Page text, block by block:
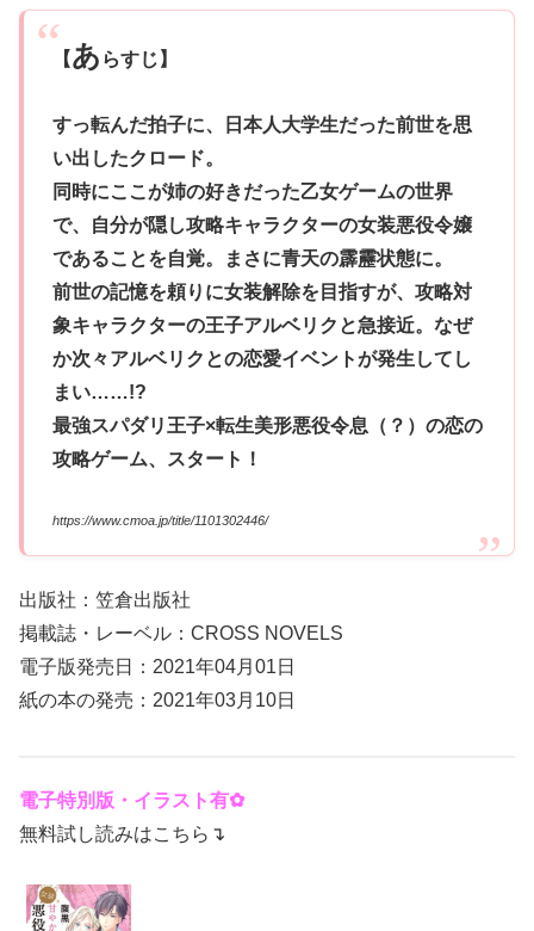
【あ らすじ】
すっ転んだ拍子に、日本人大学生だった前世を思
い出したクロード。
同時にここが姉の好きだった乙女ゲームの世界
で、自分が隠し攻略キャラクターの女装悪役令嬢
であることを自覚。まさに青天の霹靂状態に。
前世の記憶を頼りに女装解除を目指すが、攻略対
象キャラクターの王子アルベリクと急接近。なぜ
か次々アルベリクとの恋愛イベントが発生してし
まい……!?
最強スパダリ王子×転生美形悪役令息（？）の恋の
攻略ゲーム、スタート！
https://www.cmoa.jp/title/1101302446/
出版社：笠倉出版社
掲載誌・レーベル：CROSS NOVELS
電子版発売日：2021年04月01日
紙の本の発売：2021年03月10日
電子特別版・イラスト有✿
無料試し読みはこちら↴